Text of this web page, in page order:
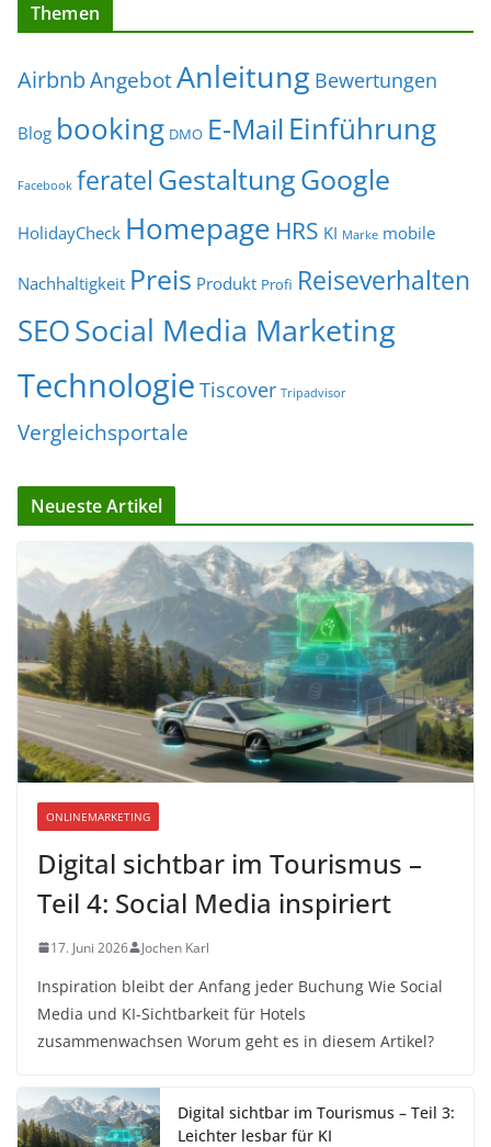
Themen
AirbnbAngebotAnleitung Bewertungen
Blog booking DMO E-Mail Einführung
Facebook feratel GestaltungGoogle
HolidayCheck Homepage HRS KI Marke mobile
Nachhaltigkeit Preis Produkt Profi Reiseverhalten
SEOSocial Media Marketing
Technologie Tiscover Tripadvisor
Vergleichsportale
Neueste Artikel
ONLINEMARKETING
Digital sichtbar im Tourismus –
Teil 4: Social Media inspiriert
17. Juni 2026 Jochen Karl
Inspiration bleibt der Anfang jeder Buchung Wie Social
Media und KI-Sichtbarkeit für Hotels
zusammenwachsen Worum geht es in diesem Artikel?
Digital sichtbar im Tourismus – Teil 3:
Leichter lesbar für KI